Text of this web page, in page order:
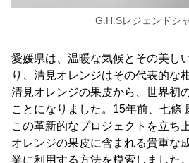
G.H.Sレジェンドシ
愛媛県は、温暖な気候とその美し
り、清見オレンジはその代表的な
清見オレンジの果皮から、世界初
ことになりました。15年前、七條
この革新的なプロジェクトを立ち
オレンジの果皮に含まれる貴重な
業に利用する方法を模索しました